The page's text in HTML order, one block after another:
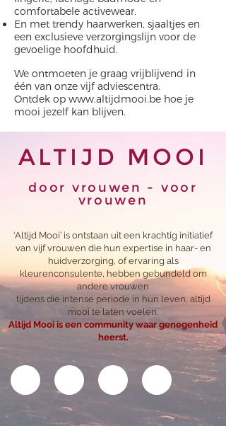
comfortabele activewear.
En met trendy haarwerken, sjaaltjes en
een exclusieve verzorgingslijn voor de
gevoelige hoofdhuid.
We ontmoeten je graag vrijblijvend in
één van onze vijf adviescentra.
Ontdek op www.altijdmooi.be hoe je
mooi jezelf kan blijven.
ALTIJD MOOI
door vrouwen - voor
vrouwen
‘Altijd Mooi’ is ontstaan uit een krachtig initiatief
van vijf vrouwen die hun expertise in haar- en
huidverzorging, of ervaring als
kleurenconsulente, hebben gebundeld om
andere vrouwen
tijdens die intense periode in hun leven, altijd
mooi te laten voelen.
Altijd Mooi is een community waar genegenheid
heerst.